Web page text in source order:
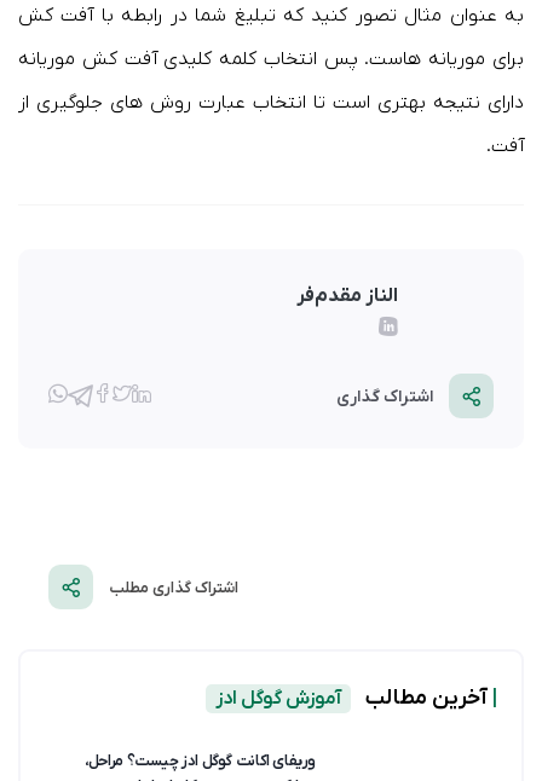
به عنوان مثال تصور کنید که تبلیغ شما در رابطه با آفت کش
برای موریانه هاست. پس انتخاب کلمه کلیدی آفت کش موریانه
دارای نتیجه بهتری است تا انتخاب عبارت روش های جلوگیری از
آفت.
الناز مقدم‌فر
اشتراک گذاری
اشتراک گذاری مطلب
آخرین مطالب آموزش گوگل ادز
وریفای اکانت گوگل ادز چیست؟ مراحل،